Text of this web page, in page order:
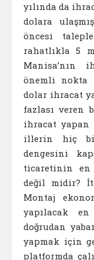
yılında da
dolara
öncesi
rahatlıkla 5
Manisa’nın
önemli nokta
dolar ihracat
fazlası veren
ihracat yapan
illerin hiç
dengesini
ticaretinin en
değil midir?
Montaj
yapılacak
doğrudan
yapmak için
platformda